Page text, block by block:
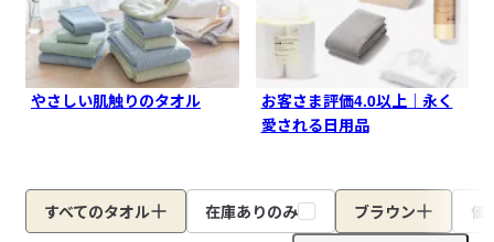
やさしい肌触りのタオル
お客さま評価4.0以上｜永く
愛される日用品
すべてのタオル 在庫ありのみ ブラウン 価